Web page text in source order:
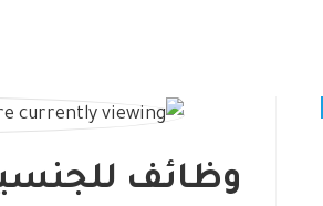
وظائف